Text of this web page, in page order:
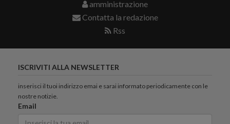
amministrazione
Contatta la redazione
Rss
ISCRIVITI ALLA NEWSLETTER
inserisci il tuoi indirizzo emai e sarai informato periodicamente con le
nostre notizie.
Email